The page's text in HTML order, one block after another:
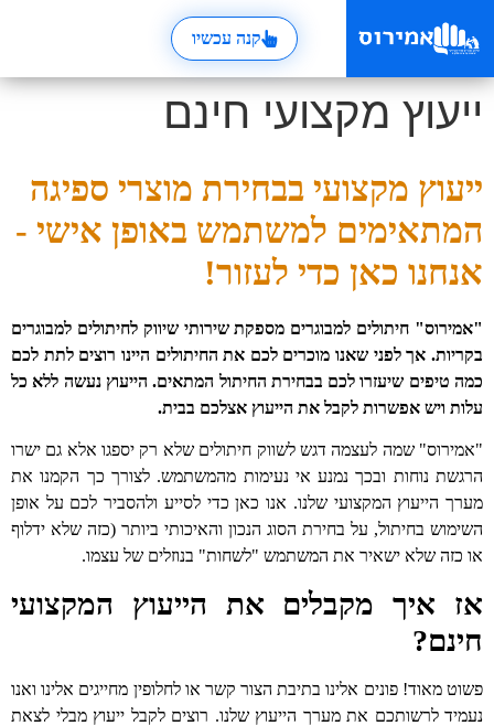
קנה עכשיו
ייעוץ מקצועי חינם
ייעוץ מקצועי בבחירת מוצרי ספיגה
המתאימים למשתמש באופן אישי -
אנחנו כאן כדי לעזור!
"אמירוס" חיתולים למבוגרים מספקת שירותי שיווק לחיתולים למבוגרים
בקריות. אך לפני שאנו מוכרים לכם את החיתולים היינו רוצים לתת לכם
כמה טיפים שיעזרו לכם בבחירת החיתול המתאים. הייעוץ נעשה ללא כל
עלות ויש אפשרות לקבל את הייעוץ אצלכם בבית.
"אמירוס" שמה לעצמה דגש לשווק חיתולים שלא רק יספגו אלא גם ישרו
הרגשת נוחות ובכך נמנע אי נעימות מהמשתמש. לצורך כך הקמנו את
מערך הייעוץ המקצועי שלנו. אנו כאן כדי לסייע ולהסביר לכם על אופן
השימוש בחיתול, על בחירת הסוג הנכון והאיכותי ביותר (כזה שלא ידלוף
או כזה שלא ישאיר את המשתמש "לשחות" בנוזלים של עצמו.
אז איך מקבלים את הייעוץ המקצועי
חינם?
פשוט מאוד! פונים אלינו בתיבת הצור קשר או לחלופין מחייגים אלינו ואנו
נעמיד לרשותכם את מערך הייעוץ שלנו. רוצים לקבל ייעוץ מבלי לצאת